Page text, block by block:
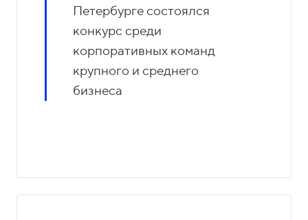
Петербурге состоялся
конкурс среди
корпоративных команд
крупного и среднего
бизнеса